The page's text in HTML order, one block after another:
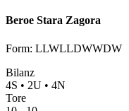
Beroe Stara Zagora
Form: LLWLLDWWDW
Bilanz
4S • 2U • 4N
Tore